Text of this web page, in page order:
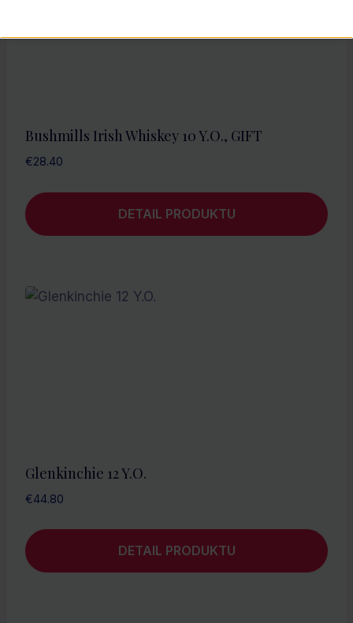
Bushmills Irish Whiskey 10 Y.O., GIFT
€28.40
DETAIL PRODUKTU
Glenkinchie 12 Y.O.
€44.80
DETAIL PRODUKTU